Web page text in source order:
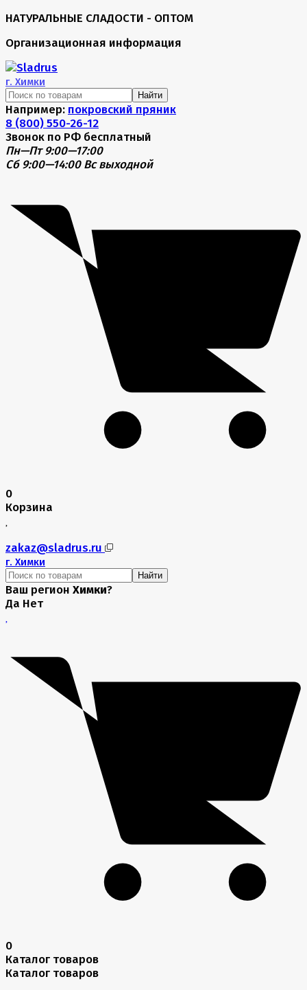
НАТУРАЛЬНЫЕ СЛАДОСТИ - ОПТОМ
Организационная информация
г. Химки
Найти
Например: покровский пряник
8 (800) 550-26-12
Звонок по РФ бесплатный
Пн—Пт 9:00—17:00
Сб 9:00—14:00 Вс выходной
0
Корзина
zakaz@sladrus.ru
г. Химки
Найти
Ваш регион Химки?
Да Нет
0
Каталог товаров
Каталог товаров